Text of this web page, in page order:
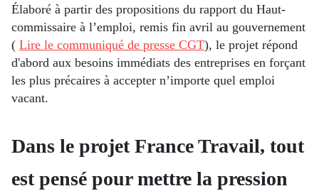
Élaboré à partir des propositions du rapport du Haut-
commissaire à l’emploi, remis fin avril au gouvernement
( Lire le communiqué de presse CGT), le projet répond
d'abord aux besoins immédiats des entreprises en forçant
les plus précaires à accepter n’importe quel emploi
vacant.
Dans le projet France Travail, tout
est pensé pour mettre la pression